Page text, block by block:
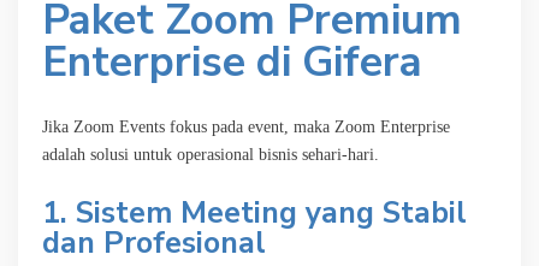
Paket Zoom Premium
Enterprise di Gifera
Jika Zoom Events fokus pada event, maka Zoom Enterprise
adalah solusi untuk operasional bisnis sehari-hari.
1. Sistem Meeting yang Stabil
dan Profesional